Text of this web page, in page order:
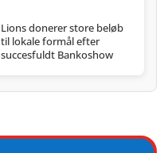
Lions donerer store beløb
til lokale formål efter
succesfuldt Bankoshow